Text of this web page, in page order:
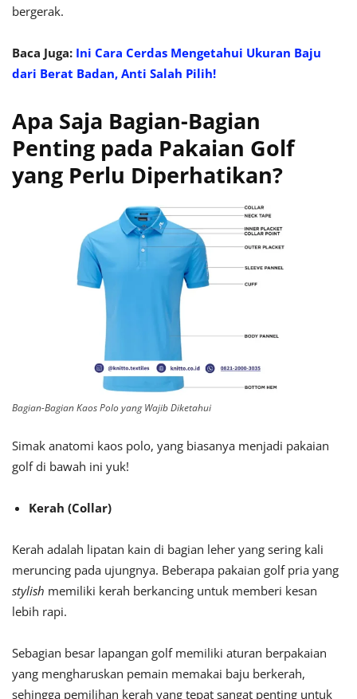
bergerak.
Baca Juga: Ini Cara Cerdas Mengetahui Ukuran Baju
dari Berat Badan, Anti Salah Pilih!
Apa Saja Bagian-Bagian
Penting pada Pakaian Golf
yang Perlu Diperhatikan?
Bagian-Bagian Kaos Polo yang Wajib Diketahui
Simak anatomi kaos polo, yang biasanya menjadi pakaian
golf di bawah ini yuk!
Kerah (Collar)
Kerah adalah lipatan kain di bagian leher yang sering kali
meruncing pada ujungnya. Beberapa pakaian golf pria yang
stylish memiliki kerah berkancing untuk memberi kesan
lebih rapi.
Sebagian besar lapangan golf memiliki aturan berpakaian
yang mengharuskan pemain memakai baju berkerah,
sehingga pemilihan kerah yang tepat sangat penting untuk